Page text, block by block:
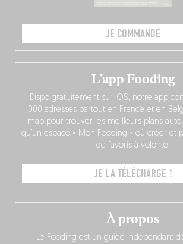
JE COMMANDE
À propos
Le Fooding est un guide indépendant
L’app Fooding
Dispo gratuitement sur iOS, notre app
000 adresses partout en France et en
map pour trouver les meilleurs plans
qu’un espace « Mon Fooding » où créer et
de favoris à volonté.
JE LA TÉLÉCHARGE !